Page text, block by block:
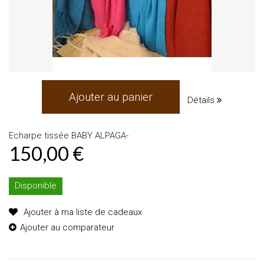
Ajouter au panier Détails
Echarpe tissée BABY ALPAGA-
150,00 €
Disponible
Ajouter à ma liste de cadeaux
Ajouter au comparateur